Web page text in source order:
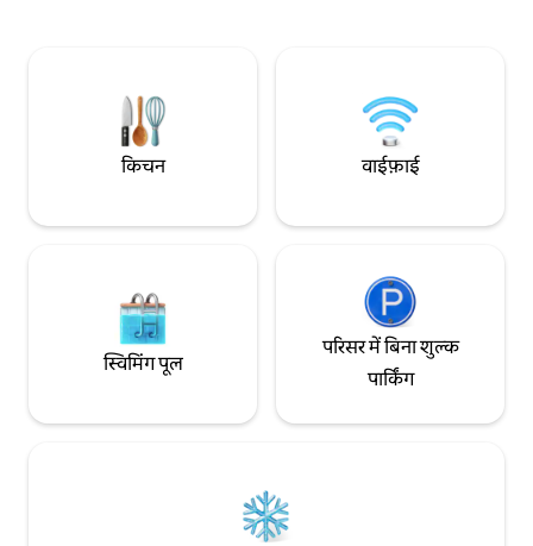
का रेनोवेशन अभी जारी है। हमें आपकी मदद करने में
किचन वाईफ़ाई
स्विमिंग पूल
परिसर में बिना शुल्क
पार्किंग